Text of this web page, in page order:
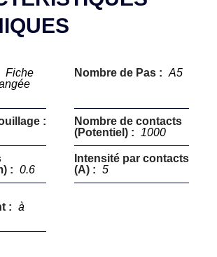
Fiche
Nombre de Pas : A5
:
Nombre de contacts
(Potentiel) :
1000
: 0.6
Intensité par contacts
(A) : 5
: à